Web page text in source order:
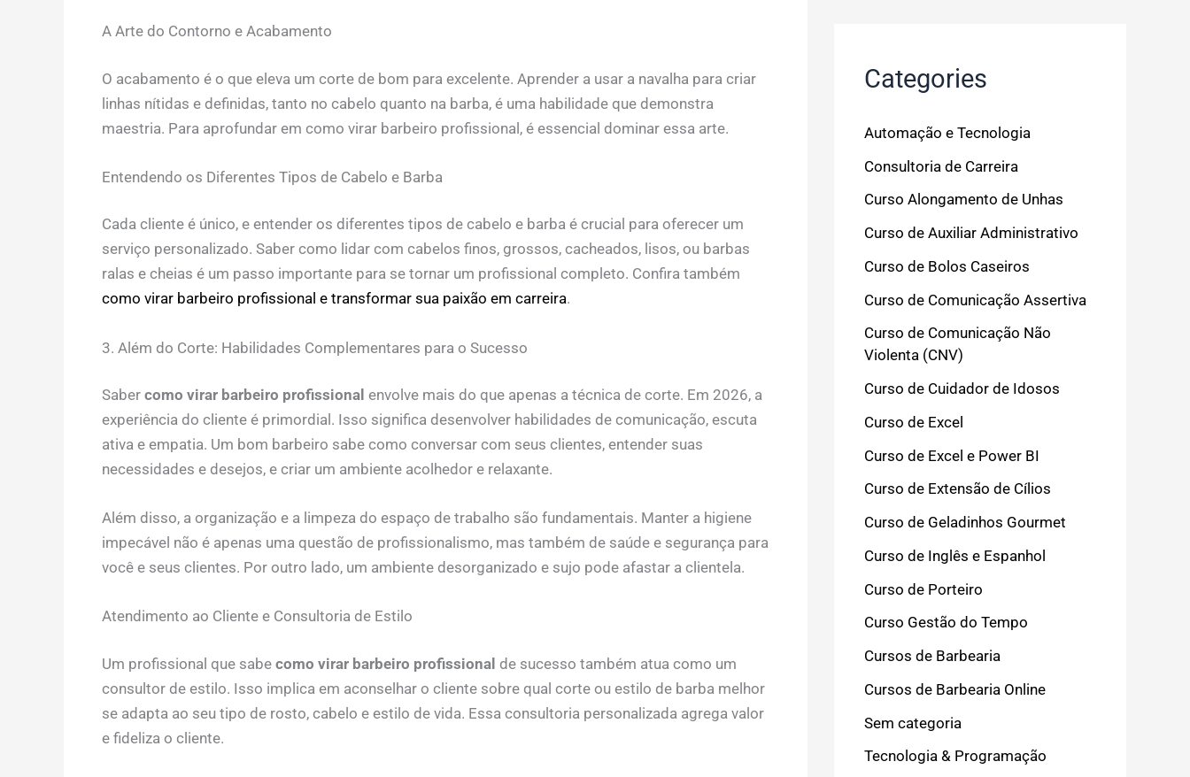
A Arte do Contorno e Acabamento
O acabamento é o que eleva um corte de bom para excelente. Aprender a usar a navalha para criar
linhas nítidas e definidas, tanto no cabelo quanto na barba, é uma habilidade que demonstra
maestria. Para aprofundar em como virar barbeiro profissional, é essencial dominar essa arte.
Entendendo os Diferentes Tipos de Cabelo e Barba
Cada cliente é único, e entender os diferentes tipos de cabelo e barba é crucial para oferecer um
serviço personalizado. Saber como lidar com cabelos finos, grossos, cacheados, lisos, ou barbas
ralas e cheias é um passo importante para se tornar um profissional completo. Confira também
como virar barbeiro profissional e transformar sua paixão em carreira.
3. Além do Corte: Habilidades Complementares para o Sucesso
Saber como virar barbeiro profissional envolve mais do que apenas a técnica de corte. Em 2026, a
experiência do cliente é primordial. Isso significa desenvolver habilidades de comunicação, escuta
ativa e empatia. Um bom barbeiro sabe como conversar com seus clientes, entender suas
necessidades e desejos, e criar um ambiente acolhedor e relaxante.
Além disso, a organização e a limpeza do espaço de trabalho são fundamentais. Manter a higiene
impecável não é apenas uma questão de profissionalismo, mas também de saúde e segurança para
você e seus clientes. Por outro lado, um ambiente desorganizado e sujo pode afastar a clientela.
Atendimento ao Cliente e Consultoria de Estilo
Um profissional que sabe como virar barbeiro profissional de sucesso também atua como um
consultor de estilo. Isso implica em aconselhar o cliente sobre qual corte ou estilo de barba melhor
se adapta ao seu tipo de rosto, cabelo e estilo de vida. Essa consultoria personalizada agrega valor
e fideliza o cliente.
Categories
Automação e Tecnologia
Consultoria de Carreira
Curso Alongamento de Unhas
Curso de Auxiliar Administrativo
Curso de Bolos Caseiros
Curso de Comunicação Assertiva
Curso de Comunicação Não
Violenta (CNV)
Curso de Cuidador de Idosos
Curso de Excel
Curso de Excel e Power BI
Curso de Extensão de Cílios
Curso de Geladinhos Gourmet
Curso de Inglês e Espanhol
Curso de Porteiro
Curso Gestão do Tempo
Cursos de Barbearia
Cursos de Barbearia Online
Sem categoria
Tecnologia & Programação